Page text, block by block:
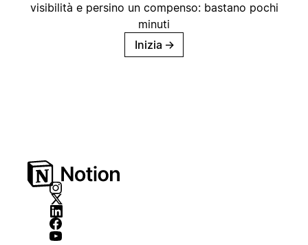
visibilità e persino un compenso: bastano pochi
minuti
Inizia →